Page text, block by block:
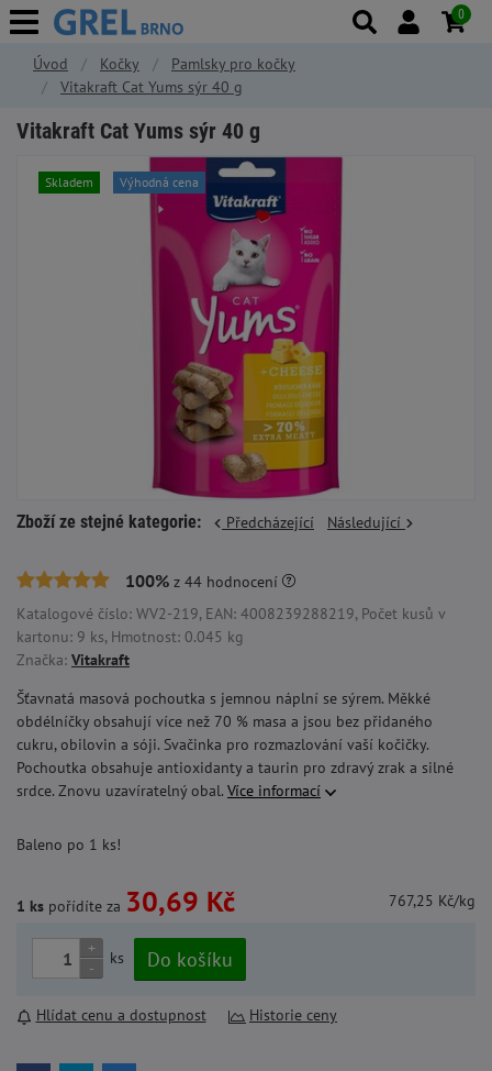
Úvod Kočky
Pamlsky pro kočky
Vitakraft Cat Yums sýr 40 g
Vitakraft Cat Yums sýr 40 g
Skladem Výhodná cena
Zboží ze stejné kategorie: Předcházející Následující
100% z 44 hodnocení
Katalogové číslo: WV2-219, EAN: 4008239288219, Počet kusů v
kartonu: 9 ks, Hmotnost: 0.045 kg
Značka: Vitakraft
Šťavnatá masová pochoutka s jemnou náplní se sýrem. Měkké
obdélníčky obsahují více než 70 % masa a jsou bez přidaného
cukru, obilovin a sóji. Svačinka pro rozmazlování vaší kočičky.
Pochoutka obsahuje antioxidanty a taurin pro zdravý zrak a silné
srdce. Znovu uzavíratelný obal. Více informací
Baleno po 1 ks!
1 ks pořídíte za 30,69 Kč 767,25 Kč/kg
+
-
ks Do košíku
Hlídat cenu a dostupnost Historie ceny
0